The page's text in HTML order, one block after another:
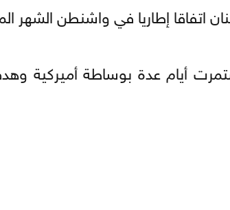
اتفاقا إطاريا في واشنطن الشهر
أيام عدة بوساطة أميركية